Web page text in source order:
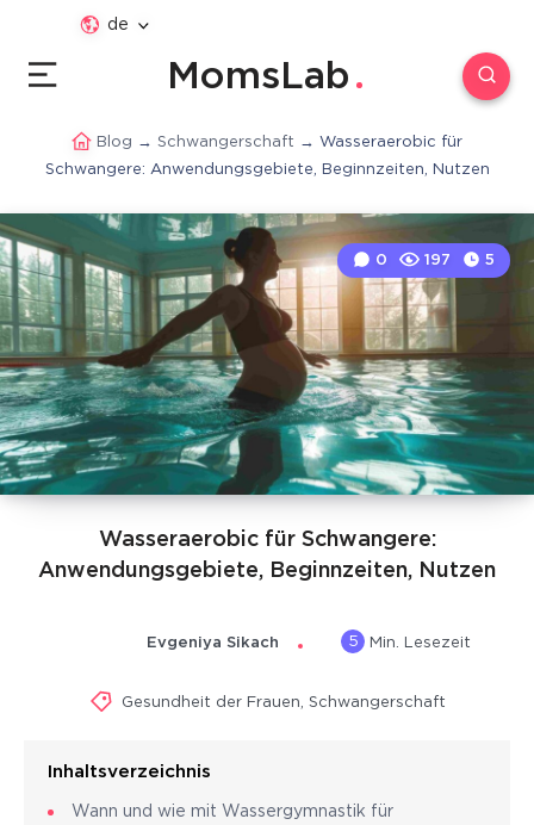
de
MomsLab
Blog → Schwangerschaft → Wasseraerobic für
Schwangere: Anwendungsgebiete, Beginnzeiten, Nutzen
Wasseraerobic für Schwangere:
Anwendungsgebiete, Beginnzeiten, Nutzen
0 197 5
Evgeniya Sikach 5 Min. Lesezeit
Gesundheit der Frauen Schwangerschaft
Inhaltsverzeichnis
Wann und wie mit Wassergymnastik für